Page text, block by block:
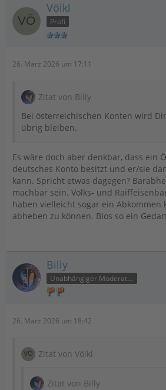
Völkl
Profi
26. März 2026 um 17:11
Zitat von Billy
Bei österreichischen Konten wird
übrig bleiben.
Es wäre doch aber denkbar, dass ein
deutsches Konto besitzt und er/sie
kann. Spricht etwas dagegen?
machbar sein. Volks- und
haben vielleicht sogar ein Abkommen
abheben zu können. Blos so ein
Billy
Unabhängiger Moderator
26. März 2026 um 18:42
Zitat von Völkl
Zitat von Billy